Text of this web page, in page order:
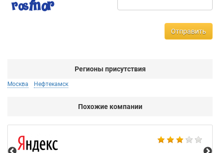
Отправить
Регионы присутствия
Москва Нефтекамск
Похожие компании